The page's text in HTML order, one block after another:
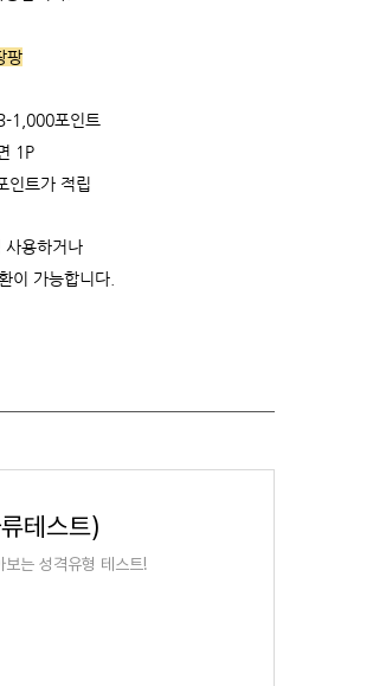
팡
1,000포인트
1P
인트가 적립
사용하거나
이 가능합니다.
테스트)
는 성격유형 테스트!